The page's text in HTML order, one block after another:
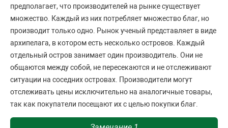
предполагает, что производителей на рынке существует
множество. Каждый из них потребляет множество благ, но
производит только одно. Рынок ученый представляет в виде
архипелага, в котором есть несколько островов. Каждый
отдельный остров занимает один производитель. Они не
общаются между собой, не пересекаются и не отслеживают
ситуации на соседних островах. Производители могут
отслеживать цены исключительно на аналогичные товары,
так как покупатели посещают их с целью покупки благ.